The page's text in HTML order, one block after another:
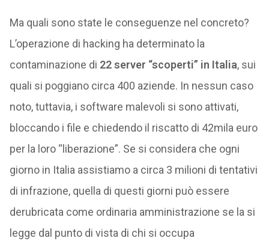
Ma quali sono state le conseguenze nel concreto?
L’operazione di hacking ha determinato la
contaminazione di 22 server “scoperti” in Italia, sui
quali si poggiano circa 400 aziende. In nessun caso
noto, tuttavia, i software malevoli si sono attivati,
bloccando i file e chiedendo il riscatto di 42mila euro
per la loro “liberazione”. Se si considera che ogni
giorno in Italia assistiamo a circa 3 milioni di tentativi
di infrazione, quella di questi giorni può essere
derubricata come ordinaria amministrazione se la si
legge dal punto di vista di chi si occupa